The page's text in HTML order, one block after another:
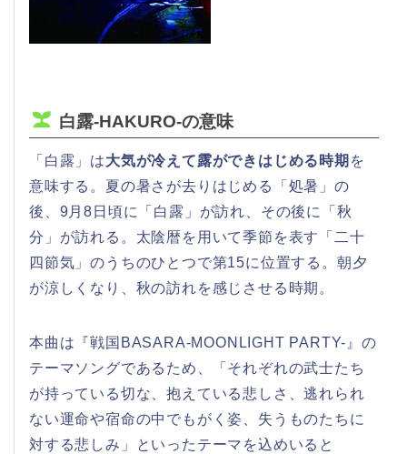
白露-HAKURO-の意味
「白露」は大気が冷えて露ができはじめる時期 を
意味する。夏の暑さが去りはじめる「処暑」の
後、9月8日頃に「白露」が訪れ、その後に「秋
分」が訪れる。太陰暦を用いて季節を表す「二十
四節気」のうちのひとつで第15に位置する。朝夕
が涼しくなり、秋の訪れを感じさせる時期。
本曲は『戦国BASARA-MOONLIGHT PARTY-』の
テーマソングであるため、「それぞれの武士たち
が持っている切な、抱えている悲しさ、逃れられ
ない運命や宿命の中でもがく姿、失うものたちに
対する悲しみ」といったテーマを込めいると